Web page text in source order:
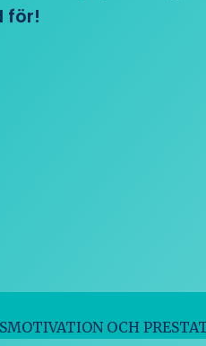
för!
OCH